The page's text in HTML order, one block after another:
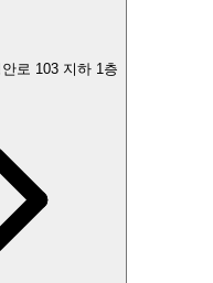
로 103 지하 1층